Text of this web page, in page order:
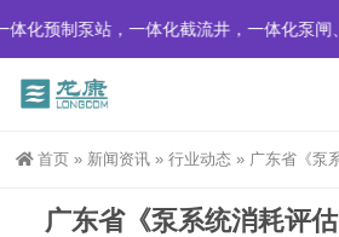
预制泵站，一体化截流井，一体化泵闸
首页 » 新闻资讯 » 行业动态 » 广东省《泵
广东省《泵系统消耗评